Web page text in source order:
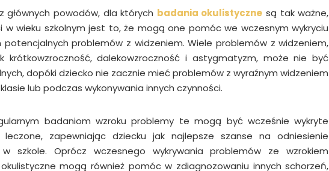
głównych powodów, dla których badania okulistyczne są tak ważne,
w wieku szkolnym jest to, że mogą one pomóc we wczesnym wykryciu
potencjalnych problemów z widzeniem. Wiele problemów z widzeniem,
krótkowzroczność, dalekowzroczność i astygmatyzm, może nie być
dopóki dziecko nie zacznie mieć problemów z wyraźnym widzeniem
lub podczas wykonywania innych czynności.
badaniom wzroku problemy te mogą być wcześnie wykryte
zapewniając dziecku jak najlepsze szanse na odniesienie
w szkole. Oprócz wczesnego wykrywania problemów ze wzrokiem
mogą również pomóc w zdiagnozowaniu innych schorzeń,